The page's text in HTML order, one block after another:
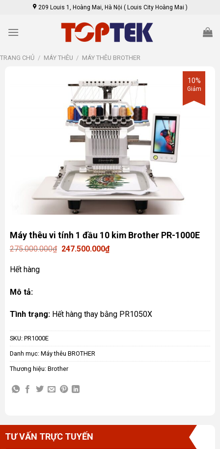
content
209 Louis 1, Hoàng Mai, Hà Nội ( Louis City Hoàng Mai )
TRANG CHỦ / MÁY THÊU / MÁY THÊU BROTHER
10%
Giảm
Máy thêu vi tính 1 đầu 10 kim Brother PR-1000E
275.000.000₫ Giá
247.500.000₫Giá
hiện
Hết hàng
Mô tả:
Tình trạng:Hết hàng thay bằng PR1050X
SKU: PR1000E
Danh mục: Máy thêu BROTHER
Thương hiệu: Brother
TƯ VẤN TRỰC TUYẾN